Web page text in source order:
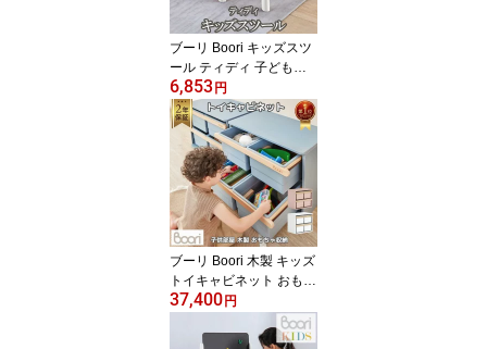
ド BK-TIFS
ブーリ Boori キッズスツ
ール ティディ 子ども用
椅子 子供用スツール 子
供部屋 2歳 木製 おしゃれ
子供用イス
6,853 円
ブーリ Boori 木製 キッズ
トイキャビネット おもち
ゃ箱 2年保証 安全塗装 テ
ィディ キッズ 子ども 子
供 おもちゃ 収納 おしゃ
37,400 円